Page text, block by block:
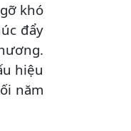
khó
đẩy
hiệu
năm